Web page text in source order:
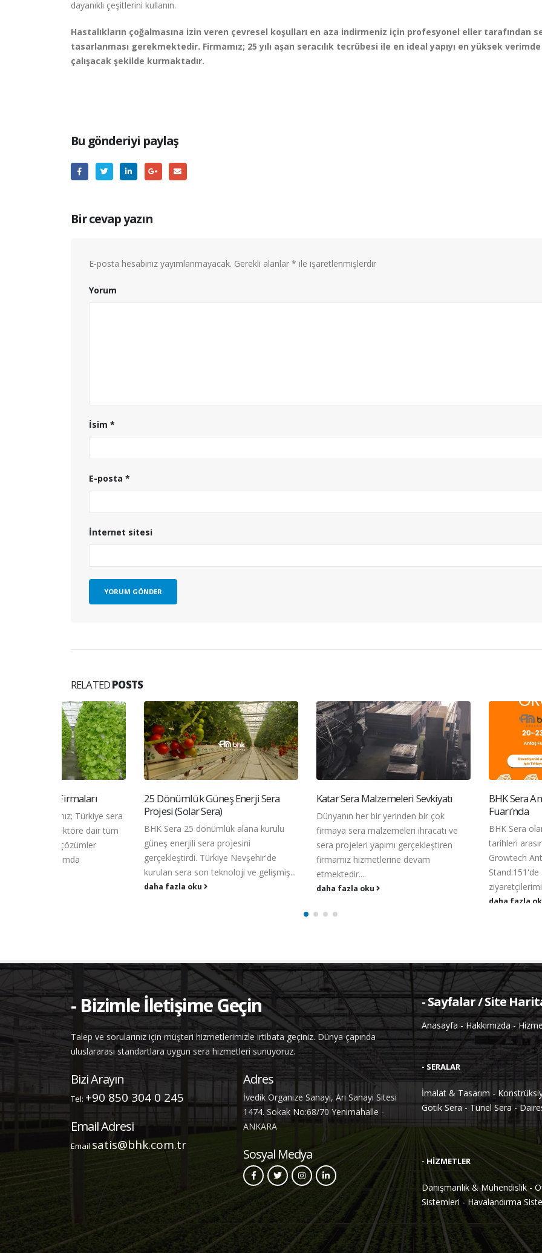
dayanıklı çeşitlerini kullanın.
Hastalıkların çoğalmasına izin veren çevresel koşulları en aza indirmeniz için profesyonel eller tarafından
tasarlanması gerekmektedir. Firmamız; 25 yılı aşan seracılık tecrübesi ile en ideal yapıyı en yüksek verimde
çalışacak şekilde kurmaktadır.
Bu gönderiyi paylaş
Bir cevap yazın
E-posta hesabınız yayımlanmayacak. Gerekli alanlar * ile işaretlenmişlerdir
Yorum
İsim *
E-posta *
İnternet sitesi
RELATEDPOSTS
25 Dönümlük Güneş Enerji Sera
Projesi (Solar Sera)
BHK Sera 25 dönümlük alana kurulu
güneş enerjili sera projesini
gerçekleştirdi. Türkiye Nevşehir'de
kurulan sera son teknoloji ve gelişmiş...
Katar Sera Malzemeleri Sevkiyatı
Dünyanın her bir yerinden bir çok
firmaya sera malzemeleri ihracatı ve
sera projeleri yapımı gerçekleştiren
firmamız hizmetlerine devam
etmektedir....
BHK Sera Antalya Growtech
Fuarı’nda
BHK Sera olarak 20-23 Kasım
tarihleri arasında gerçekleşecek
Growtech Antalya Fuarı'nda
Stand:151'de siz değerli
- Bizimle İletişime Geçin
Talep ve sorularınız için müşteri hizmetlerimizle irtibata geçiniz. Dünya çapında
uluslararası standartlara uygun sera hizmetleri sunuyoruz.
Bizi Arayın
+90 850 304 0 245
Email Adresi
satis@bhk.com.tr
Adres
İvedik Organize Sanayi, Arı Sanayi Sitesi
1474. Sokak No:68/70 Yenimahalle -
Sosyal Medya
- Sayfalar / Site
Anasayfa-Hakkımızda-
- SERALAR
İmalat & Tasarım-
Tünel Sera
- HİZMETLER
Danışmanlık & Mühendislik-
Sistemleri - Havalandırma